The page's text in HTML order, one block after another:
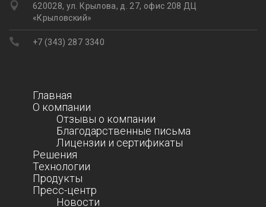
620028, ул. Крылова, д. 27, офис 208 ДЦ
«Крыловский»
+7 (343) 287 3340
Главная
О компании
Отзывы о компании
Благодарственные письма
Лицензии и сертификаты
Решения
Технологии
Продукты
Пресс-центр
Новости